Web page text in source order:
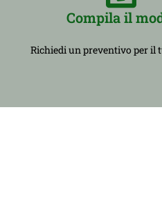
Compila il
Richiedi un preventivo per il